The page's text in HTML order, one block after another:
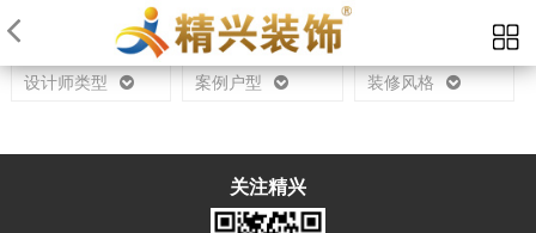
当前位置： 首页 设计师
设计师类型 案例户型 装修风格
关注精兴